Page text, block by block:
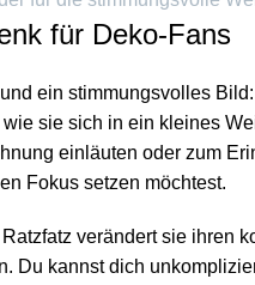
für Deko-Fans
ein stimmungsvolles
sie sich in ein kleines
einläuten oder zum
Fokus setzen möchtest.
verändert sie
Du kannst dich